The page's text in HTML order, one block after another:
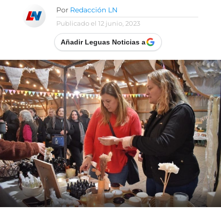
Por Redacción LN
Publicado el 12 junio, 2023
Añadir Leguas Noticias a